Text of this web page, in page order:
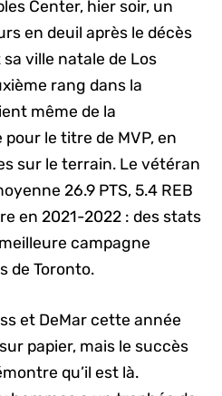
Center, hier soir, un
en deuil après le décès
ville natale de Los
rang dans la
même de la
le titre de MVP, en
sur le terrain. Le vétéran
26.9 PTS, 5.4 REB
en 2021-2022 : des stats
campagne
de Toronto.
et DeMar cette année
papier, mais le succès
qu’il est là.